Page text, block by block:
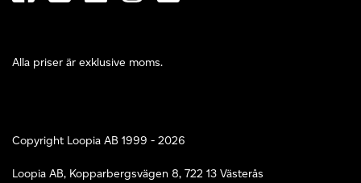
Alla priser är exklusive moms.
Copyright Loopia AB 1999 - 2026
Loopia AB, Kopparbergsvägen 8, 722 13 Västerås